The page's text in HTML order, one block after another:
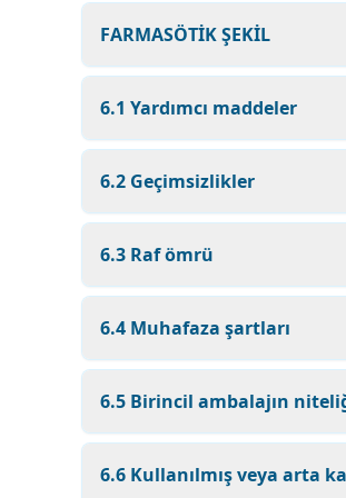
FARMASÖTİK ŞEKİL
6.1 Yardımcı maddeler
6.2 Geçimsizlikler
6.3 Raf ömrü
6.4 Muhafaza şartları
6.5 Birincil ambalajın
6.6 Kullanılmış veya arta